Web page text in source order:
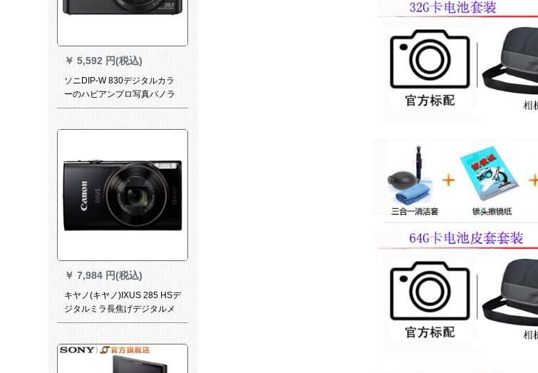
￥ 5,592 円(税込)
ソニDIP-W 830デジタルカラ
ーのハビアンプロ写真パノラ
メジャ写真美化ソニの黒の公
￥ 7,984 円(税込)
キヤノ(キヤノ)IXUS 285 HSデ
ジタルミラ長焦げデジタルメ
メラWiFiハビク公式